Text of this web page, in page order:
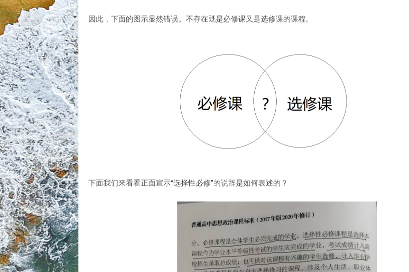
因此，下面的图示显然错误。不存在既是必修课又是选修课的课程。
下面我们来看看正面宣示“选择性必修”的说辞是如何表述的？